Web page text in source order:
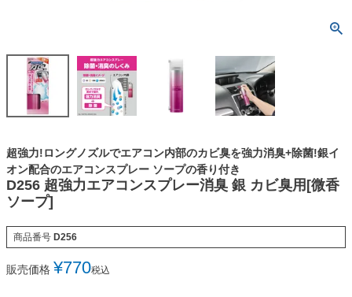
超強力!ロングノズルでエアコン内部のカビ臭を強力消臭+除菌!銀イ
オン配合のエアコンスプレー ソープの香り付き
D256 超強力エアコンスプレー消臭 銀 カビ臭用[微香
ソープ]
商品番号 D256
販売価格 ¥770税込